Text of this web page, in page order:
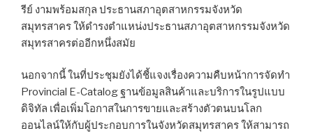
รีย์ งามพร้อมสกุล ประธานสภาอุตสาหกรรมจังหวัด
สมุทรสาคร ให้ดำรงตำแหน่งประธานสภาอุตสาหกรรมจังหวัด
สมุทรสาครต่ออีกหนึ่งสมัย
นอกจากนี้ ในที่ประชุมยังได้ชี้แจงเรื่องความคืบหน้าการจัดทำ
Provincial E-Catalog ฐานข้อมูลสินค้าและบริการในรูปแบบ
ดิจิทัล เพื่อเพิ่มโอกาสในการขายและสร้างตัวตนบนโลก
ออนไลน์ให้กับผู้ประกอบการในจังหวัดสมุทรสาคร ให้สามารถ